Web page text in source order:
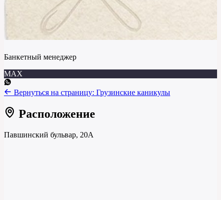
Банкетный менеджер
MAX
Вернуться на страницу: Грузинские каникулы
Расположение
Павшинский бульвар, 20А